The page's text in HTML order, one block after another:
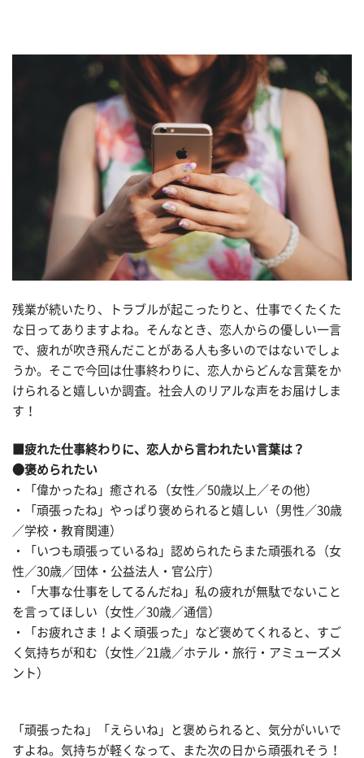
残業が続いたり、トラブルが起こったりと、仕事でくたくた
な日ってありますよね。そんなとき、恋人からの優しい一言
で、疲れが吹き飛んだことがある人も多いのではないでしょ
うか。そこで今回は仕事終わりに、恋人からどんな言葉をか
けられると嬉しいか調査。社会人のリアルな声をお届けしま
す！
■疲れた仕事終わりに、恋人から言われたい言葉は？
●褒められたい
・「偉かったね」癒される（女性／50歳以上／その他）
・「頑張ったね」やっぱり褒められると嬉しい（男性／30歳
／学校・教育関連）
・「いつも頑張っているね」認められたらまた頑張れる（女
性／30歳／団体・公益法人・官公庁）
・「大事な仕事をしてるんだね」私の疲れが無駄でないこと
を言ってほしい（女性／30歳／通信）
・「お疲れさま！よく頑張った」など褒めてくれると、すご
く気持ちが和む（女性／21歳／ホテル・旅行・アミューズメ
ント）
「頑張ったね」「えらいね」と褒められると、気分がいいで
すよね。気持ちが軽くなって、また次の日から頑張れそう！